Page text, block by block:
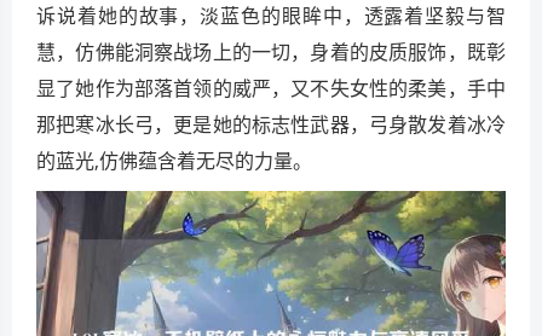
诉说着她的故事，淡蓝色的眼眸中，透露着坚毅与智
慧，仿佛能洞察战场上的一切，身着的皮质服饰，既彰
显了她作为部落首领的威严，又不失女性的柔美，手中
那把寒冰长弓，更是她的标志性武器，弓身散发着冰冷
的蓝光,仿佛蕴含着无尽的力量。